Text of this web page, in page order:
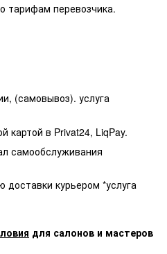
тарифам перевозчика.
(самовывоз). услуга
картой в Privat24, LiqPay.
самообслуживания
курьером *услуга
для салонов и мастеров